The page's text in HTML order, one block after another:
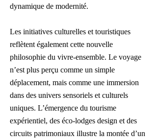
dynamique de modernité.
Les initiatives culturelles et touristiques
reflètent également cette nouvelle
philosophie du vivre-ensemble. Le voyage
n’est plus perçu comme un simple
déplacement, mais comme une immersion
dans des univers sensoriels et culturels
uniques. L’émergence du tourisme
expérientiel, des éco-lodges design et des
circuits patrimoniaux illustre la montée d’un